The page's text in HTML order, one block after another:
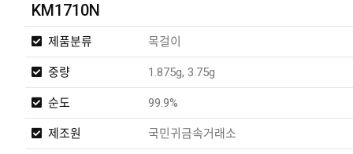
KM1710N
제품분류 목걸이
중량 1.875g, 3.75g
순도 99.9%
제조원 국민귀금속거래소